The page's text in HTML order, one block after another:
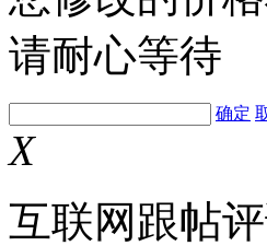
请耐心等待
确定
X
互联网跟帖